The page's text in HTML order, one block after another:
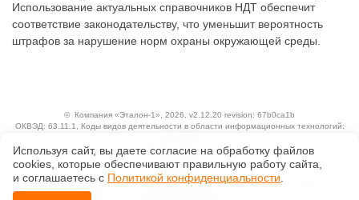
Использование актуальных справочников НДТ обеспечит
соответствие законодательству, что уменьшит вероятность
штрафов за нарушение норм охраны окружающей среды.
© Компания «Эталон-1» , 2026, v2.12.20 revision: 67b0ca1b
ОКВЭД: 63.11.1, Коды видов деятельности в области информационных технологий:
Ценовая политика
Исключительные авторские и смежные права принадлежат АО «Кодекс».
Положение по обработке и защите персональных данных
Используя сайт, вы даете согласие на обработку файлов
сооkiеs, которые обеспечивают правильную работу сайта,
и соглашаетесь с Политикой конфиденциальности